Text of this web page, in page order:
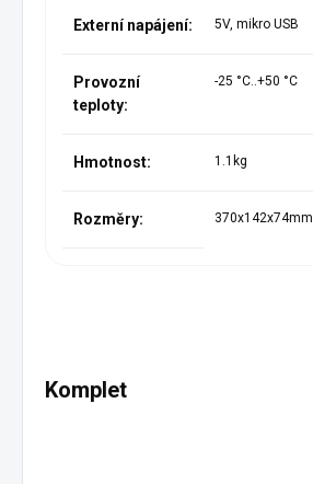
Externí napájení: 5V, mikro USB
Provozní
teploty:
-25 °C..+50 °C
Hmotnost: 1.1kg
Rozměry: 370x142x74mm
Komplet